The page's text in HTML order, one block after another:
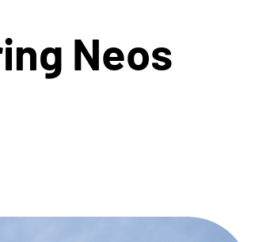
Neos